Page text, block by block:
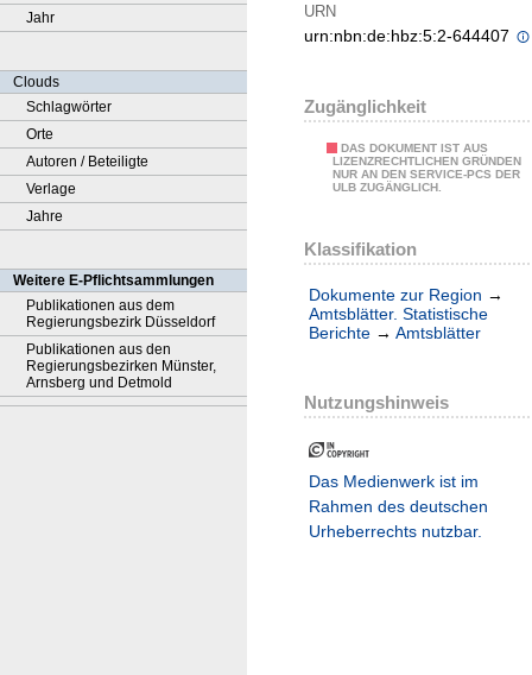
Jahr
Clouds
Schlagwörter
Orte
Autoren / Beteiligte
Verlage
Jahre
Weitere E-Pflichtsammlungen
Publikationen aus dem
Regierungsbezirk Düsseldorf
Publikationen aus den
Regierungsbezirken Münster,
Arnsberg und Detmold
URN
urn:nbn:de:hbz:5:2-644407
Zugänglichkeit
DAS DOKUMENT IST AUS
LIZENZRECHTLICHEN GRÜNDEN
NUR AN DEN SERVICE-PCS DER
ULB ZUGÄNGLICH.
Klassifikation
Dokumente zur Region →
Amtsblätter. Statistische
Berichte → Amtsblätter
Nutzungshinweis
Das Medienwerk ist im
Rahmen des deutschen
Urheberrechts nutzbar.